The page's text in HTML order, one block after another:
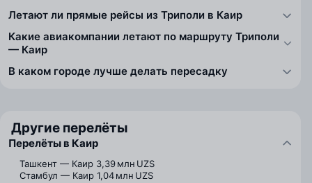
Летают ли прямые рейсы из Триполи в Каир
Какие авиакомпании летают по маршруту Триполи
— Каир
В каком городе лучше делать пересадку
Другие перелёты
Перелёты в Каир
Ташкент — Каир 3,39 млн UZS
Стамбул — Каир 1,04 млн UZS